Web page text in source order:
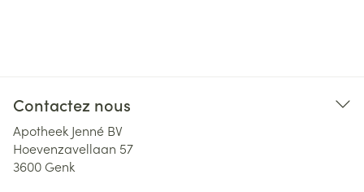
Contactez nous
Apotheek Jenné BV
Hoevenzavellaan 57
3600 Genk